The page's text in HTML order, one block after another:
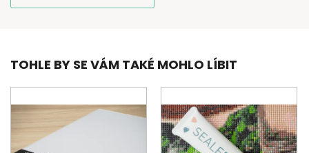
TOHLE BY SE VÁM TAKÉ MOHLO LÍBIT